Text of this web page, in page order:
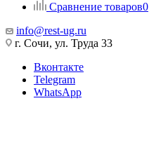
Сравнение товаров0
info@rest-ug.ru
г. Сочи, ул. Труда 33
Вконтакте
Telegram
WhatsApp